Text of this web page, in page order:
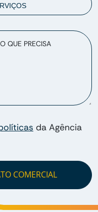
QUE PRECISA
da Agência
COMERCIAL